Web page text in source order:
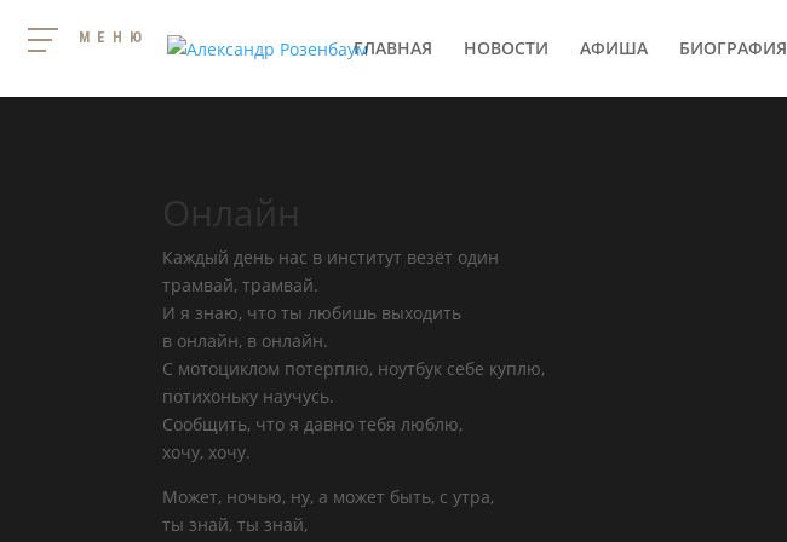
ГЛАВНАЯ НОВОСТИ АФИША БИОГРАФИЯ
Онлайн
Каждый день нас в институт везёт один
трамвай, трамвай.
И я знаю, что ты любишь выходить
в онлайн, в онлайн.
С мотоциклом потерплю, ноутбук себе куплю,
потихоньку научусь.
Сообщить, что я давно тебя люблю,
хочу, хочу.
Может, ночью, ну, а может быть, с утра,
ты знай, ты знай,
МЕНЮ